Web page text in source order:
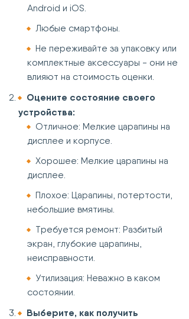
Android и iOS.
Любые смартфоны.
Не переживайте за упаковку или
комплектные аксессуары - они не
влияют на стоимость оценки.
Оцените состояние своего
устройства:
Отличное: Мелкие царапины на
дисплее и корпусе.
Хорошее: Мелкие царапины на
дисплее.
Плохое: Царапины, потертости,
небольшие вмятины.
Требуется ремонт: Разбитый
экран, глубокие царапины,
неисправности.
Утилизация: Неважно в каком
состоянии.
Выберите, как получить